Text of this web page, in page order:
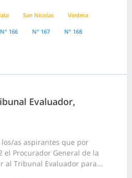
San Nicolas Viedma
N° 166 N° 167 N° 168
Evaluador,
as aspirantes que por
el Procurador General de la
al Tribunal Evaluador para...